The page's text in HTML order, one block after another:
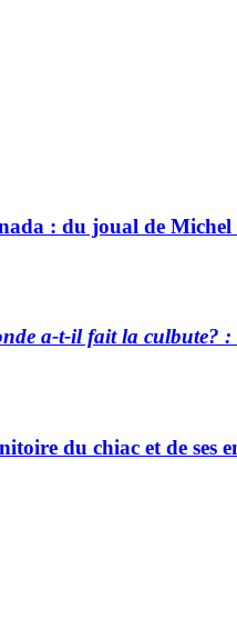
: du joual de Michel
a-t-il fait la culbute? :
du chiac et de